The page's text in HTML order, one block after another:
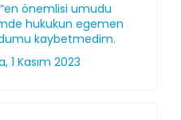
önemlisi umudu
hukukun egemen
kaybetmedim.
1 Kasım 2023